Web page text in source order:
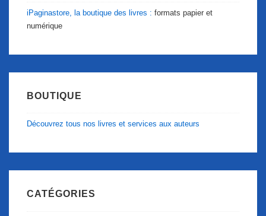
iPaginastore, la boutique des livres : formats papier et
numérique
BOUTIQUE
Découvrez tous nos livres et services aux auteurs
CATÉGORIES